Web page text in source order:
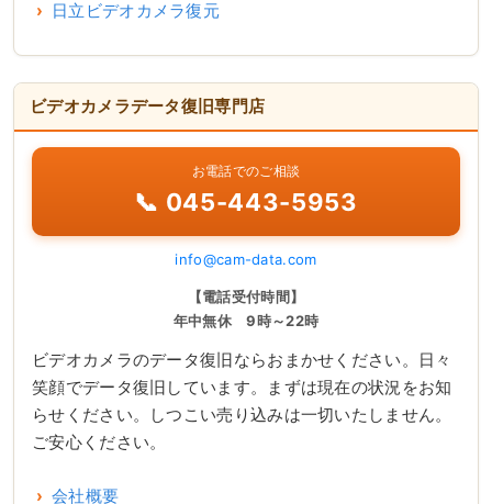
日立ビデオカメラ復元
ビデオカメラデータ復旧専門店
お電話でのご相談
📞 045-443-5953
info@cam-data.com
【電話受付時間】
年中無休 9時～22時
ビデオカメラのデータ復旧ならおまかせください。日々
笑顔でデータ復旧しています。まずは現在の状況をお知
らせください。しつこい売り込みは一切いたしません。
ご安心ください。
会社概要